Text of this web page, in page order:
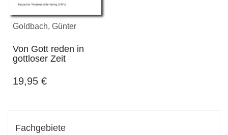
Goldbach, Günter
Von Gott reden in
gottloser Zeit
19,95 €
Fachgebiete